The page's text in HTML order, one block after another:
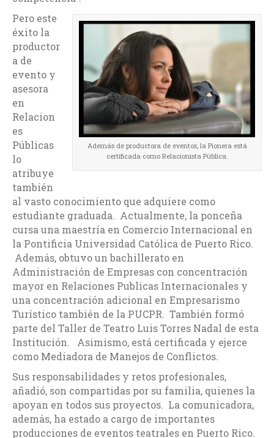
Además de productora de eventos, la Pionera está
certificada como Relacionista Pública.
Pero este
éxito la
productor
a de
evento y
asesora
en
Relacion
es
Públicas
lo
atribuye
también
al vasto conocimiento que adquiere como
estudiante graduada. Actualmente, la ponceña
cursa una maestría en Comercio Internacional en
la Pontificia Universidad Católica de Puerto Rico.
Además, obtuvo un bachillerato en
Administración de Empresas con concentración
mayor en Relaciones Publicas Internacionales y
una concentración adicional en Empresarismo
Turístico también de la PUCPR. También formó
parte del Taller de Teatro Luis Torres Nadal de esta
Institución. Asimismo, está certificada y ejerce
como Mediadora de Manejos de Conflictos.
Sus responsabilidades y retos profesionales,
añadió, son compartidas por su familia, quienes la
apoyan en todos sus proyectos. La comunicadora,
además, ha estado a cargo de importantes
producciones de eventos teatrales en Puerto Rico.